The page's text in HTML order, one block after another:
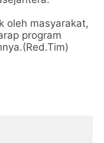
oleh masyarakat,
program